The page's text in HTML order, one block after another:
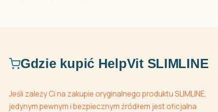
Gdzie kupić HelpVit SLIMLINE
Jeśli zależy Ci na zakupie oryginalnego produktu SLIMLINE,
jedynym pewnym i bezpiecznym źródłem jest oficjalna